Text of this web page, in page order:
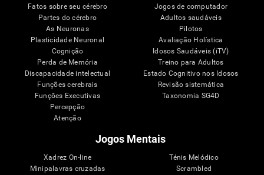
Fatos sobre seu cérebro
Partes do cérebro
As Neuronas
Plasticidade Neuronal
Cognição
Perda de Memória
Discapacidade intelectual
Funções cerebrais
Funções Executivas
Percepção
Atenção
Jogos de computador
Adultos saudáveis
Pilotos
Avaliação Holística
Idosos Saudáveis (iTV)
Treino para Adultos
Estado Cognitivo nos Idosos
Revisão sistemática
Taxonomia SG4D
Jogos Mentais
Xadrez On-line
Minipalavras cruzadas
Ténis Melódico
Scrambled